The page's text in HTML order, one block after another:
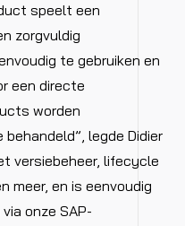
speelt een
zorgvuldig
te gebruiken en
een directe
worden
legde Didier
versiebeheer, lifecycle
meer, en is eenvoudig
onze SAP-